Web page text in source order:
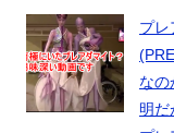
プレ
なの
明だ